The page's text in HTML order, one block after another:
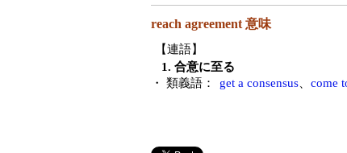
reach agreement 意味
【連語】
1. 合意に至る
・ 類義語：
get a consensus come